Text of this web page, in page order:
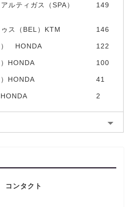
ルティガス（SPA）
149
ス（BEL）KTM 146
） HONDA 122
HONDA 100
HONDA 41
2
コンタクト